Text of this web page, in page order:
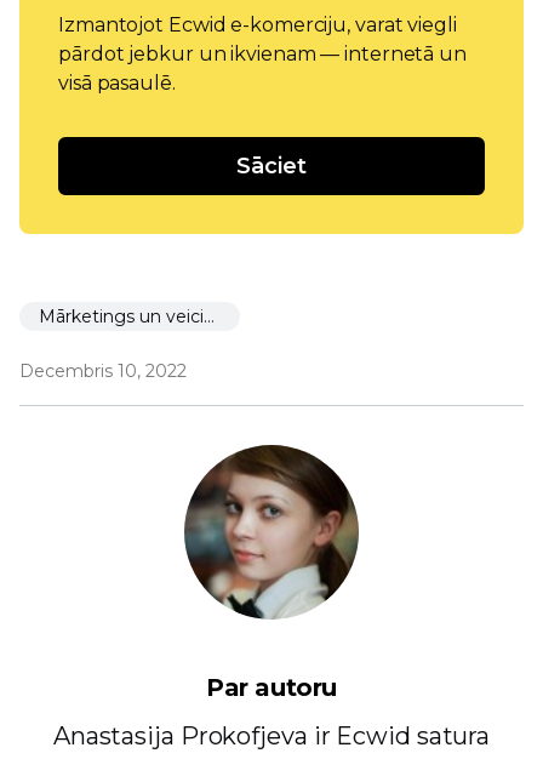
Izmantojot Ecwid e-komerciju, varat viegli
pārdot jebkur un ikvienam — internetā un
visā pasaulē.
Sāciet
Mārketings un veicināšana
Decembris 10, 2022
Par autoru
Anastasija Prokofjeva ir Ecwid satura